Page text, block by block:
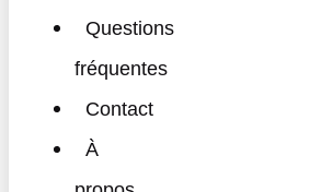
Questions
fréquentes
Contact
À